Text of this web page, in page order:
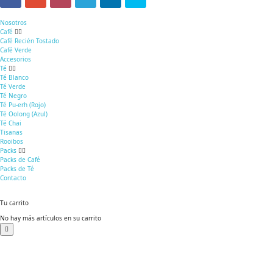
Nosotros
Café
Café Recién Tostado
Café Verde
Accesorios
Té
Té Blanco
Té Verde
Té Negro
Té Pu-erh (Rojo)
Té Oolong (Azul)
Té Chai
Tisanas
Rooibos
Packs
Packs de Café
Packs de Té
Contacto
Tu carrito
No hay más artículos en su carrito